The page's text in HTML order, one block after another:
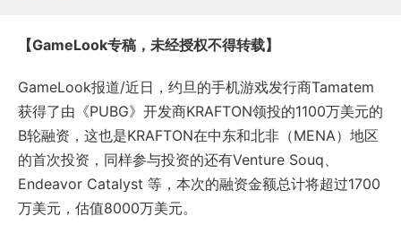
【GameLook专稿，未经授权不得转载】
GameLook报道/近日，约旦的手机游戏发行商Tamatem
获得了由《PUBG》开发商KRAFTON领投的1100万美元的
B轮融资，这也是KRAFTON在中东和北非（MENA）地区
的首次投资，同样参与投资的还有Venture Souq、
Endeavor Catalyst 等，本次的融资金额总计将超过1700
万美元，估值8000万美元。